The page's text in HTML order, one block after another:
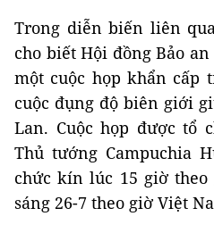
Trong diễn biến liên
cho biết Hội đồng Bảo
một cuộc họp khẩn cấp
cuộc đụng độ biên giới
Lan. Cuộc họp được tổ
Thủ tướng Campuchia
chức kín lúc 15 giờ
sáng 26-7 theo giờ Việt